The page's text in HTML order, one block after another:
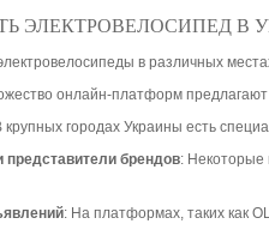
ЭЛЕКТРОВЕЛОСИПЕД В
в различных
онлайн-платформ предлагают
крупных городах Украины есть
брендов: Некоторые
: На платформах, таких как